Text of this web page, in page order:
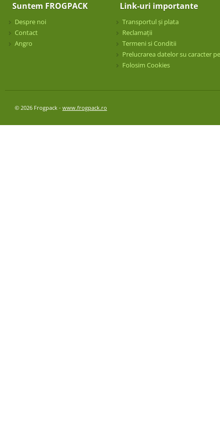
Suntem FROGPACK
Despre noi
Contact
Angro
Link-uri importante
Transportul și plata
Reclamații
Termeni si Conditii
Prelucrarea datelor su caracter
Folosim Cookies
© 2026 Frogpack - www.frogpack.ro